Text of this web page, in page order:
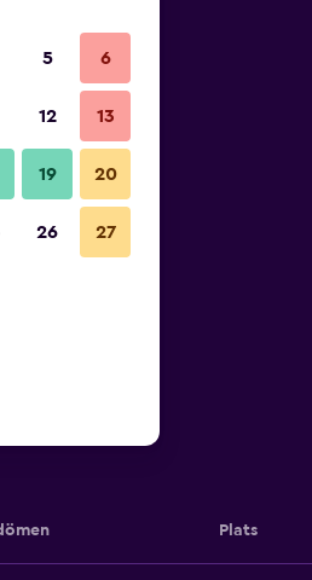
Plats
5 6
12 13
19 20
26 27